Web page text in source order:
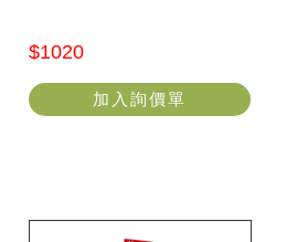
$1020
加入詢價單